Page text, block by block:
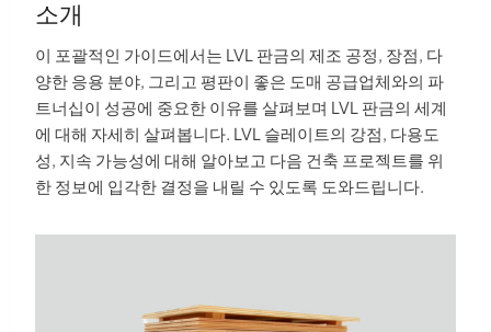
소개
이 포괄적인 가이드에서는 LVL 판금의 제조 공정, 장점, 다
양한 응용 분야, 그리고 평판이 좋은 도매 공급업체와의 파
트너십이 성공에 중요한 이유를 살펴보며 LVL 판금의 세계
에 대해 자세히 살펴봅니다. LVL 슬레이트의 강점, 다용도
성, 지속 가능성에 대해 알아보고 다음 건축 프로젝트를 위
한 정보에 입각한 결정을 내릴 수 있도록 도와드립니다.